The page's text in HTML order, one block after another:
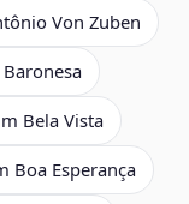
Von Zuben
Bela Vista
Boa Esperança